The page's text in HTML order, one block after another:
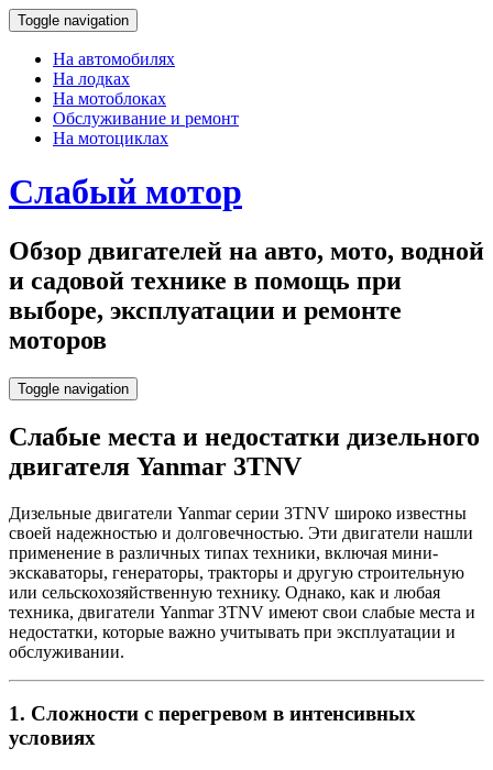
Toggle navigation
На автомобилях
На лодках
На мотоблоках
Обслуживание и ремонт
На мотоциклах
Слабый мотор
Обзор двигателей на авто, мото, водной
и садовой технике в помощь при
выборе, эксплуатации и ремонте
моторов
Toggle navigation
Слабые места и недостатки дизельного
двигателя Yanmar 3TNV
Дизельные двигатели Yanmar серии 3TNV широко известны
своей надежностью и долговечностью. Эти двигатели нашли
применение в различных типах техники, включая мини-
экскаваторы, генераторы, тракторы и другую строительную
или сельскохозяйственную технику. Однако, как и любая
техника, двигатели Yanmar 3TNV имеют свои слабые места и
недостатки, которые важно учитывать при эксплуатации и
обслуживании.
1. Сложности с перегревом в интенсивных
условиях